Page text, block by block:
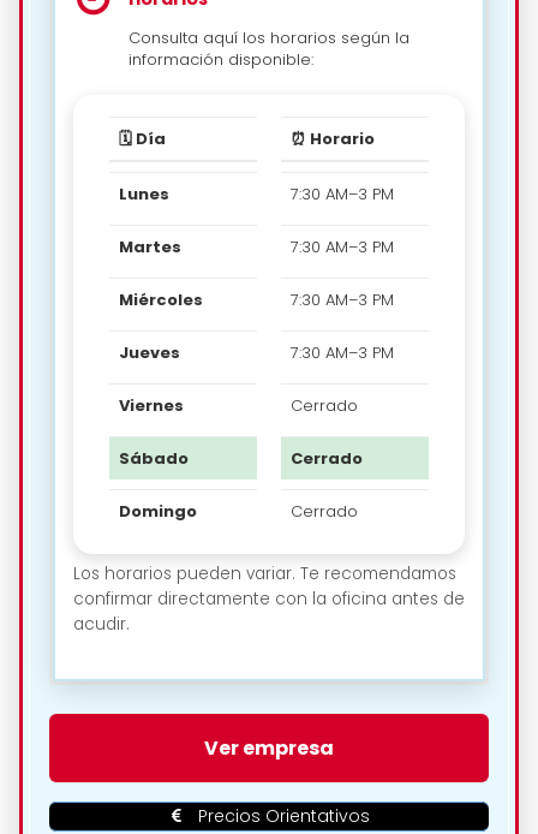
Consulta aquí los horarios según la
información disponible:
🗓️ Día ⏰ Horario
Lunes 7:30 AM–3 PM
Martes 7:30 AM–3 PM
Miércoles 7:30 AM–3 PM
Jueves 7:30 AM–3 PM
Viernes Cerrado
Sábado Cerrado
Domingo Cerrado
Los horarios pueden variar. Te recomendamos
confirmar directamente con la oficina antes de
acudir.
🗺️ Ubicación de Northgate
Renting Valladolid en
Valladolid:
Ver empresa
Precios Orientativos